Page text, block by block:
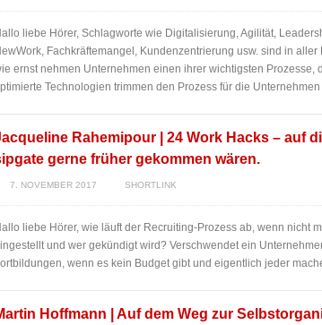
liebe Hörer, Schlagworte wie Digitalisierung, Agilität,
Fachkräftemangel, Kundenzentrierung usw. sind in aller
ernst nehmen Unternehmen einen ihrer wichtigsten Prozesse,
Technologien trimmen den Prozess für die
Rahemipour | 24 Work Hacks – auf
gerne früher gekommen wären.
7. NOVEMBER 2017 SHORTLINK
liebe Hörer, wie läuft der Recruiting-Prozess ab, wenn nicht
und wer gekündigt wird? Verschwendet ein
wenn es kein Budget gibt und eigentlich jeder
Hoffmann | Auf dem Weg zur